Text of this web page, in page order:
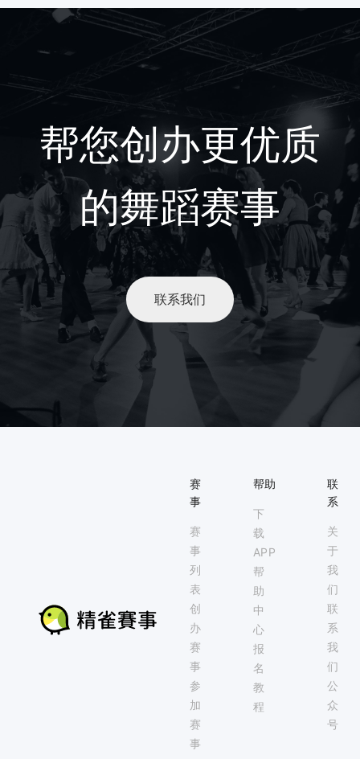
帮您创办更优质
的舞蹈赛事
联系我们
赛
事
赛
事
列
表
创
办
赛
事
参
加
赛
事
帮助
下
载
APP
帮
助
中
心
报
名
教
程
联
系
关
于
我
们
联
系
我
们
公
众
号